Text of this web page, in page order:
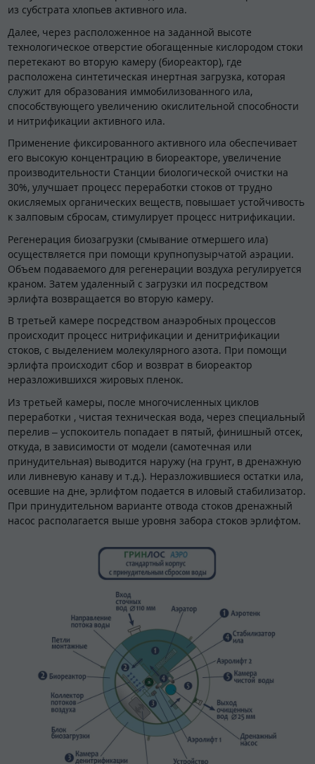
из субстрата хлопьев активного ила.
Далее, через расположенное на заданной высоте
технологическое отверстие обогащенные кислородом стоки
перетекают во вторую камеру (биореактор), где
расположена синтетическая инертная загрузка, которая
служит для образования иммобилизованного ила,
способствующего увеличению окислительной способности
и нитрификации активного ила.
Применение фиксированного активного ила обеспечивает
его высокую концентрацию в биореакторе, увеличение
производительности Станции биологической очистки на
30%, улучшает процесс переработки стоков от трудно
окисляемых органических веществ, повышает устойчивость
к залповым сбросам, стимулирует процесс нитрификации.
Регенерация биозагрузки (смывание отмершего ила)
осуществляется при помощи крупнопузырчатой аэрации.
Объем подаваемого для регенерации воздуха регулируется
краном. Затем удаленный с загрузки ил посредством
эрлифта возвращается во вторую камеру.
В третьей камере посредством анаэробных процессов
происходит процесс нитрификации и денитрификации
стоков, с выделением молекулярного азота. При помощи
эрлифта происходит сбор и возврат в биореактор
неразложившихся жировых пленок.
Из третьей камеры, после многочисленных циклов
переработки , чистая техническая вода, через специальный
перелив – успокоитель попадает в пятый, финишный отсек,
откуда, в зависимости от модели (самотечная или
принудительная) выводится наружу (на грунт, в дренажную
или ливневую канаву и т.д.). Неразложившиеся остатки ила,
осевшие на дне, эрлифтом подается в иловый стабилизатор.
При принудительном варианте отвода стоков дренажный
насос располагается выше уровня забора стоков эрлифтом.